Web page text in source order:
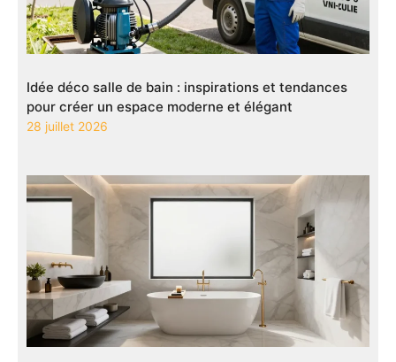
Idée déco salle de bain : inspirations et tendances
pour créer un espace moderne et élégant
28 juillet 2026